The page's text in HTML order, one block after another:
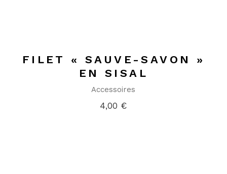
FILET « SAUVE-SAVON »
EN SISAL
Accessoires
4,00 €